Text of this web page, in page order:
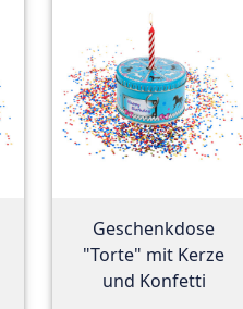
Geschenkdose
"Torte" mit Kerze
und Konfetti